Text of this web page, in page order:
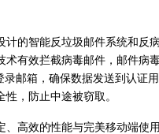
智能反垃圾邮件系统和反病
术有效拦截病毒邮件，邮件病
录邮箱，确保数据发送到认证
，防止中途被窃取。
高效的性能与完美移动端使